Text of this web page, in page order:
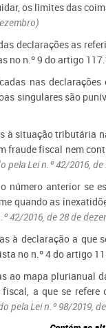
os limites das
declarações as
no n.º 9 do artigo
nas
singulares são
à situação tributária
fraude fiscal nem
pela Lei n.º 42/2016,
número anterior se
quando as
42/2016, de 28 de
à declaração a que
no n.º 4 do artigo
ao mapa plurianual
a que se
pela Lei n.º 98/2019,